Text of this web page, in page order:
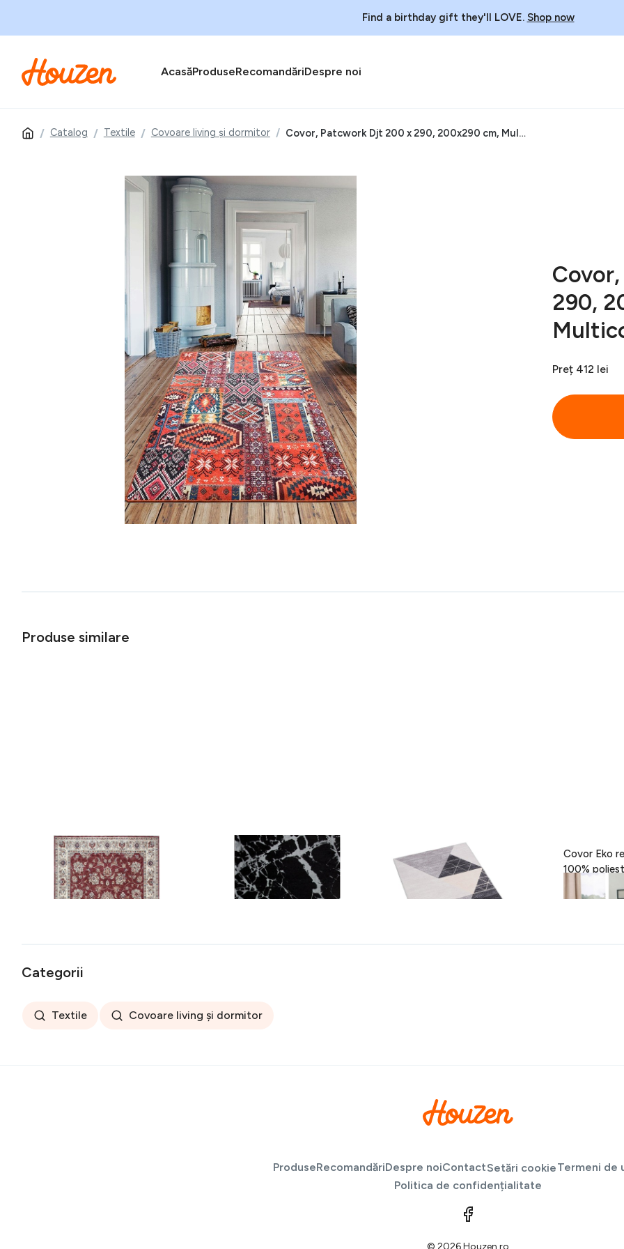
Find a birthday gift they'll LOVE. Shop now
AcasăProduseRecomandăriDespre noi
Catalog Textile Covoare living și dormitor Covor, Patcwork Djt 200 x 290, 200x290 cm, Multicolor
290,
Preț 412 lei
Produse similare
Covor rezistent Eko, ALT 05 - Red,
Ivory, 100% poliester, 80 x 150 cm
Covor rezistent SM 21 - Black,
Silver XW, 80x300 cm
441 lei
Covor Eva, Heinner, 160 x 230 cm,
100% poliester, gri
189 lei
Covor Eko
418 lei
Categorii
Textile Covoare living și dormitor
ProduseRecomandăriDespre noiContactSetări cookieTermeni de
Politica de confidențialitate